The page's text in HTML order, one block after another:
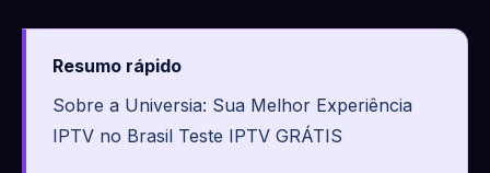
Resumo rápido
Sobre a Universia: Sua Melhor Experiência
IPTV no Brasil Teste IPTV GRÁTIS